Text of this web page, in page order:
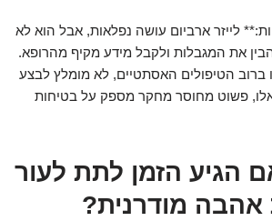
לייזר ארביום עושה נפלאות, אבל הוא לא
את המגבלות ולקבל מידע מקיף מהרופא.
ברוב הטיפולים האסתטיים, לא מומלץ לבצע
פשוט מחוסר מחקר מספק על בטיחות
הגיע הזמן לתת לעור
מודרנית?